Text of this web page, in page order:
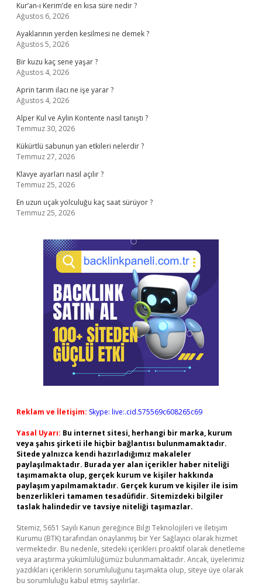
Kur’an-ı Kerim’de en kısa süre nedir ?
Ağustos 6, 2026
Ayaklarının yerden kesilmesi ne demek ?
Ağustos 5, 2026
Bir kuzu kaç sene yaşar ?
Ağustos 4, 2026
Aprin tarım ilacı ne işe yarar ?
Ağustos 4, 2026
Alper Kul ve Aylin Kontente nasıl tanıştı ?
Temmuz 30, 2026
Kükürtlü sabunun yan etkileri nelerdir ?
Temmuz 27, 2026
Klavye ayarları nasıl açılır ?
Temmuz 25, 2026
En uzun uçak yolculuğu kaç saat sürüyor ?
Temmuz 25, 2026
Reklam ve İletişim: Skype: live:.cid.575569c608265c69
Yasal Uyarı: Bu internet sitesi, herhangi bir marka, kurum
veya şahıs şirketi ile hiçbir bağlantısı bulunmamaktadır.
Sitede yalnızca kendi hazırladığımız makaleler
paylaşılmaktadır. Burada yer alan içerikler haber niteliği
taşımamakta olup, gerçek kurum ve kişiler hakkında
paylaşım yapılmamaktadır. Gerçek kurum ve kişiler ile isim
benzerlikleri tamamen tesadüfidir. Sitemizdeki bilgiler
taslak halindedir ve tavsiye niteliği taşımazlar.
Sitemiz, 5651 Sayılı Kanun gereğince Bilgi Teknolojileri ve İletişim
Kurumu (BTK) tarafından onaylanmış bir Yer Sağlayıcı olarak hizmet
vermektedir. Bu nedenle, sitedeki içerikleri proaktif olarak denetleme
veya araştırma yükümlülüğümüz bulunmamaktadır. Ancak, üyelerimiz
yazdıkları içeriklerin sorumluluğunu taşımakta olup, siteye üye olarak
bu sorumluluğu kabul etmiş sayılırlar.